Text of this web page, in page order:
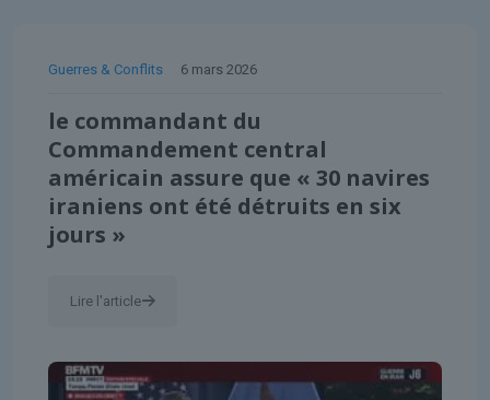
Guerres & Conflits 6 mars 2026
le commandant du
Commandement central
américain assure que « 30 navires
iraniens ont été détruits en six
jours »
Lire l'article